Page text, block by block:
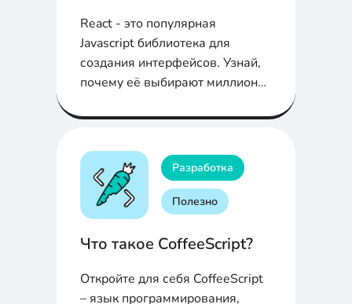
React - это популярная
Javascript библиотека для
создания интерфейсов. Узнай,
почему её выбирают миллионы
Разработка
Полезно
Что такое CoffeeScript?
Откройте для себя CoffeeScript
– язык программирования,